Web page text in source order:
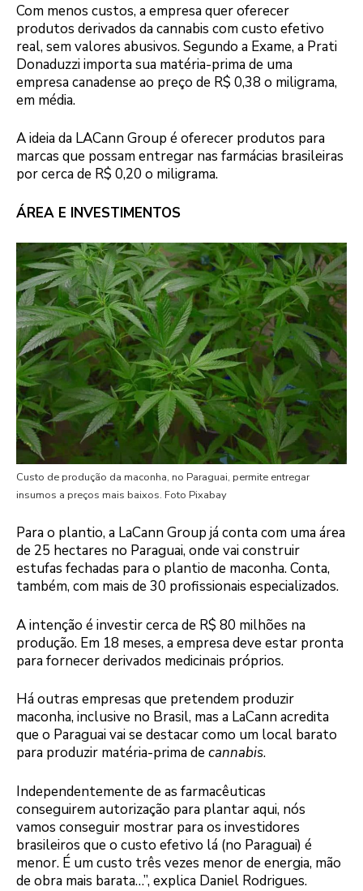
Com menos custos, a empresa quer oferecer
produtos derivados da cannabis com custo efetivo
real, sem valores abusivos. Segundo a Exame, a Prati
Donaduzzi importa sua matéria-prima de uma
empresa canadense ao preço de R$ 0,38 o miligrama,
em média.
A ideia da LACann Group é oferecer produtos para
marcas que possam entregar nas farmácias brasileiras
por cerca de R$ 0,20 o miligrama.
ÁREA E INVESTIMENTOS
Custo de produção da maconha, no Paraguai, permite entregar
insumos a preços mais baixos. Foto Pixabay
Para o plantio, a LaCann Group já conta com uma área
de 25 hectares no Paraguai, onde vai construir
estufas fechadas para o plantio de maconha. Conta,
também, com mais de 30 profissionais especializados.
A intenção é investir cerca de R$ 80 milhões na
produção. Em 18 meses, a empresa deve estar pronta
para fornecer derivados medicinais próprios.
Há outras empresas que pretendem produzir
maconha, inclusive no Brasil, mas a LaCann acredita
que o Paraguai vai se destacar como um local barato
para produzir matéria-prima de cannabis.
Independentemente de as farmacêuticas
conseguirem autorização para plantar aqui, nós
vamos conseguir mostrar para os investidores
brasileiros que o custo efetivo lá (no Paraguai) é
menor. É um custo três vezes menor de energia, mão
de obra mais barata…”, explica Daniel Rodrigues.